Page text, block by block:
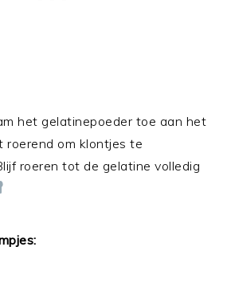
het gelatinepoeder toe aan het
roerend om klontjes te
roeren tot de gelatine volledig